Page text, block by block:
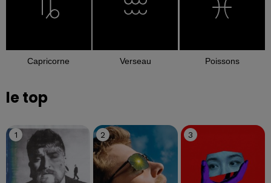
Capricorne Verseau Poissons
le top
1 2 3